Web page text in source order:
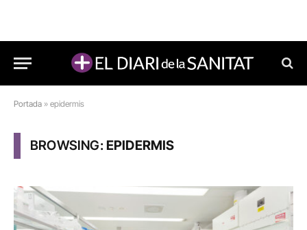
Portada » epidermis
BROWSING:EPIDERMIS